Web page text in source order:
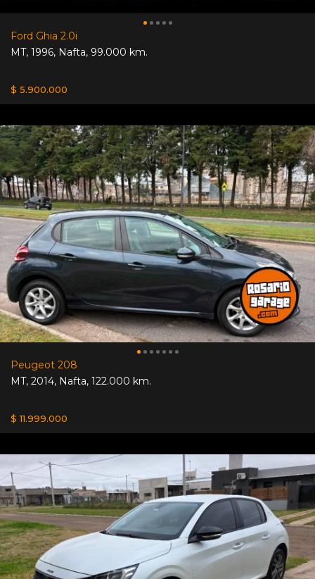
Ford Ghia 2.0i
MT, 1996, Nafta, 99.000 km.
$ 5.900.000
Peugeot 208
MT, 2014, Nafta, 122.000 km.
$ 11.999.000